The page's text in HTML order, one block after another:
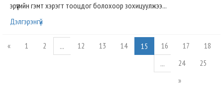
эрүүгийн гэмт хэрэгт тооцдог болохоор зохицуулжээ...
Дэлгэрэнгүй
« 1 2 ... 12 13 14 15 16 17
18
...
24
25
»